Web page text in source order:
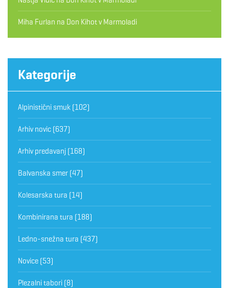
Miha Furlan na Don Kihot v Marmoladi
Kategorije
Alpinistični smuk (102)
Arhiv novic (637)
Arhiv predavanj (168)
Balvanska smer (47)
Kolesarska tura (14)
Kombinirana tura (188)
Ledno-snežna tura (437)
Novice (53)
Plezalni tabori (8)